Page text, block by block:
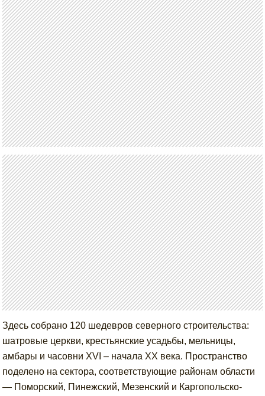
Здесь собрано 120 шедевров северного строительства:
шатровые церкви, крестьянские усадьбы, мельницы,
амбары и часовни XVI – начала XX века. Пространство
поделено на сектора, соответствующие районам области
— Поморский, Пинежский, Мезенский и Каргопольско-